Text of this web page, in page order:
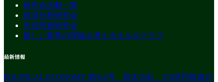
研究会活動一覧
経済分析研究会
先住民族研究会
新しい変革の理論を考えるオルタクラブ
最新情報
POLITICAL ECONOMY 第312号 骨太方針、370兆円投資の